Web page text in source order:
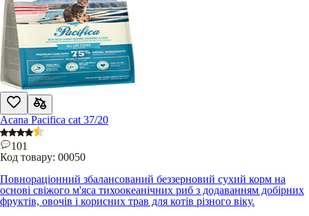
Acana Pacifica cat 37/20
101
Код товару: 00050
Повнораціонний збалансований беззерновий сухий корм на
основі свіжого м'яса тихоокеанічних риб з додаванням добірних
фруктів, овочів і корисних трав для котів різного віку.